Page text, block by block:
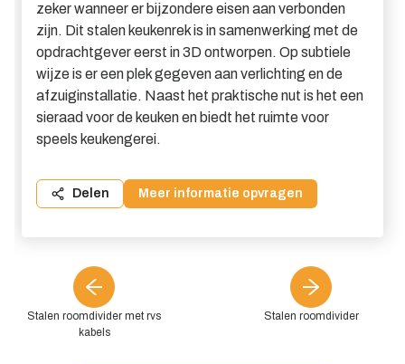
Stalen roomdivider met rvs
kabels
zeker wanneer er bijzondere eisen aan verbonden
zijn. Dit stalen keukenrek is in samenwerking met de
opdrachtgever eerst in 3D ontworpen. Op subtiele
wijze is er een plek gegeven aan verlichting en de
afzuiginstallatie. Naast het praktische nut is het een
sieraad voor de keuken en biedt het ruimte voor
speels keukengerei.
Delen Meer informatie opvragen
Stalen roomdivider